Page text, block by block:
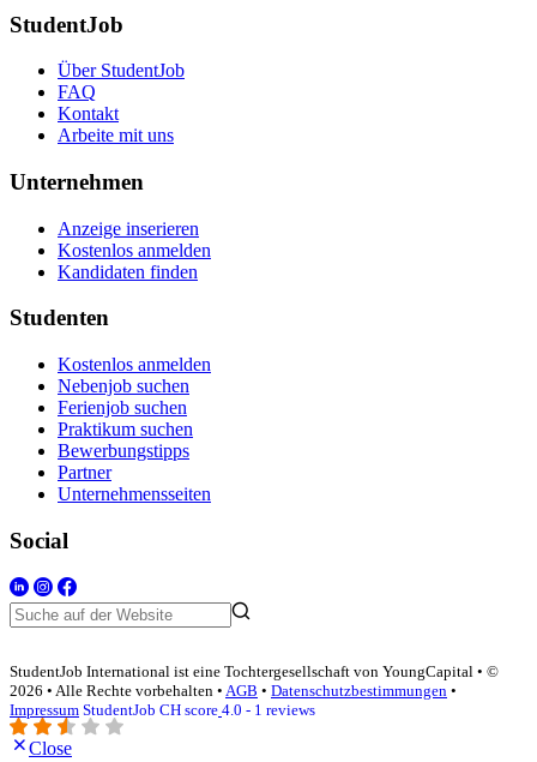
StudentJob
Über StudentJob
FAQ
Kontakt
Arbeite mit uns
Unternehmen
Anzeige inserieren
Kostenlos anmelden
Kandidaten finden
Studenten
Kostenlos anmelden
Nebenjob suchen
Ferienjob suchen
Praktikum suchen
Bewerbungstipps
Partner
Unternehmensseiten
Social
StudentJob International ist eine Tochtergesellschaft von YoungCapital • ©
2026 • Alle Rechte vorbehalten • AGB • Datenschutzbestimmungen •
Impressum StudentJob CH score 4.0 - 1 reviews
Close